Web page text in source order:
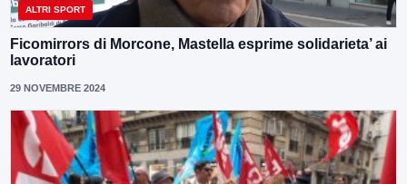
ALTRI SPORT
Ficomirrors di Morcone, Mastella esprime solidarieta’ ai
lavoratori
29 NOVEMBRE 2024